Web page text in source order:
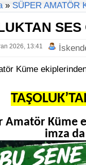
» SÜPER AMATÖR
2026, 13:41
Küme
Amatör Küme
imza